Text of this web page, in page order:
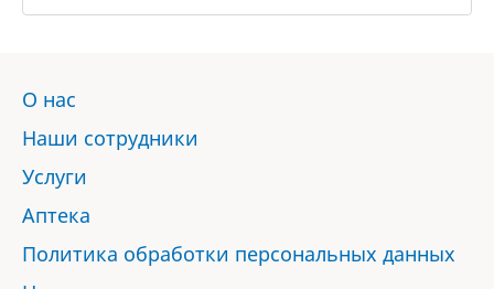
О нас
Наши сотрудники
Услуги
Аптека
Политика обработки персональных данных